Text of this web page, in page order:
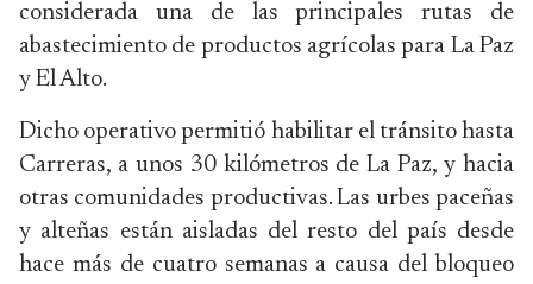
considerada una de las principales rutas de
abastecimiento de productos agrícolas para La Paz
y El Alto.
Dicho operativo permitió habilitar el tránsito hasta
Carreras, a unos 30 kilómetros de La Paz, y hacia
otras comunidades productivas. Las urbes paceñas
y alteñas están aisladas del resto del país desde
hace más de cuatro semanas a causa del bloqueo